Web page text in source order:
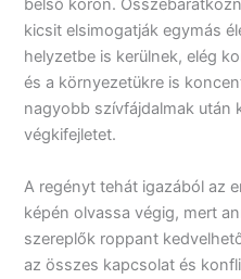
belső körön.
kicsit elsimogatják egymás
helyzetbe is kerülnek, elég
és a környezetükre is
nagyobb szívfájdalmak után
végkifejletet.
A regényt tehát igazából az
képén olvassa végig, mert
szereplők roppant
az összes kapcsolat és